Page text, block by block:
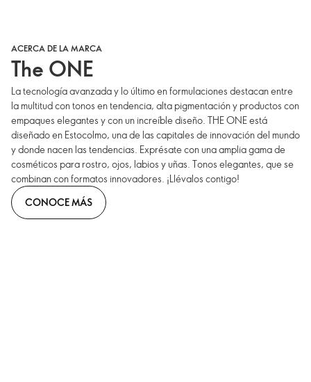
ACERCA DE LA MARCA
The ONE
La tecnología avanzada y lo último en formulaciones destacan entre
la multitud con tonos en tendencia, alta pigmentación y productos con
empaques elegantes y con un increíble diseño. THE ONE está
diseñado en Estocolmo, una de las capitales de innovación del mundo
y donde nacen las tendencias. Exprésate con una amplia gama de
cosméticos para rostro, ojos, labios y uñas. Tonos elegantes, que se
combinan con formatos innovadores. ¡Llévalos contigo!
CONOCE MÁS